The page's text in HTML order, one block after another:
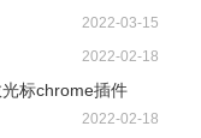
2022-03-15
2022-02-18
标chrome插件
2022-02-18